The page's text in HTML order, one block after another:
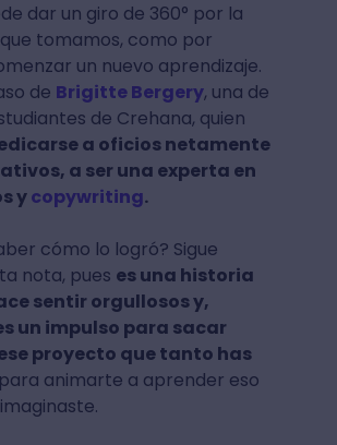
dar un giro de 360° por la
tomamos, como por
un nuevo aprendizaje.
de Brigitte Bergery, una de
de Crehana, quien
a oficios netamente
a ser una experta en
ycopywriting.
cómo lo logró? Sigue
nota, pues es una historia
sentir orgullosos y,
un impulso para sacar
proyecto que tanto has
animarte a aprender eso